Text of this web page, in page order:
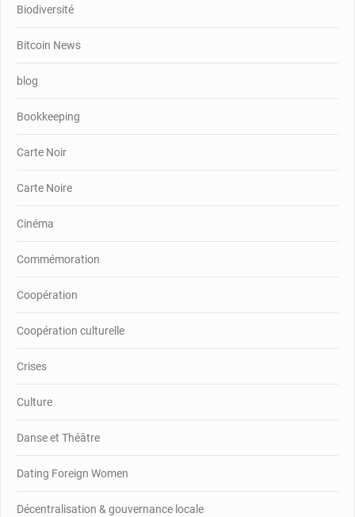
Biodiversité
Bitcoin News
blog
Bookkeeping
Carte Noir
Carte Noire
Cinéma
Commémoration
Coopération
Coopération culturelle
Crises
Culture
Danse et Théâtre
Dating Foreign Women
Décentralisation & gouvernance locale